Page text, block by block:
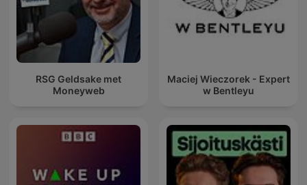
RSG Geldsake met
Moneyweb
Maciej Wieczorek - Expert
w Bentleyu